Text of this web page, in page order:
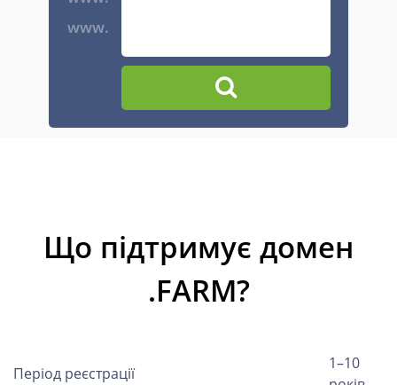
www.
Що підтримує домен
.FARM?
Період реєстрації
1–10